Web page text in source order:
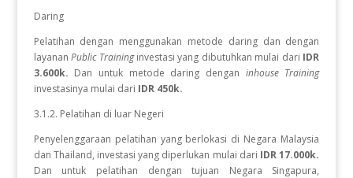
Daring
Pelatihan dengan menggunakan metode daring dan dengan
layananPublic Traininginvestasi yang dibutuhkan mulai dari IDR
3.600k. Dan untuk metode daring dengan inhouse Training
investasinya mulai dari IDR 450k.
3.1.2. Pelatihan di luar Negeri
Penyelenggaraan pelatihan yang berlokasi di Negara Malaysia
dan Thailand, investasi yang diperlukan mulai dari IDR 17.000k.
Dan
untuk pelatihan dengan tujuan Negara
Singapura,